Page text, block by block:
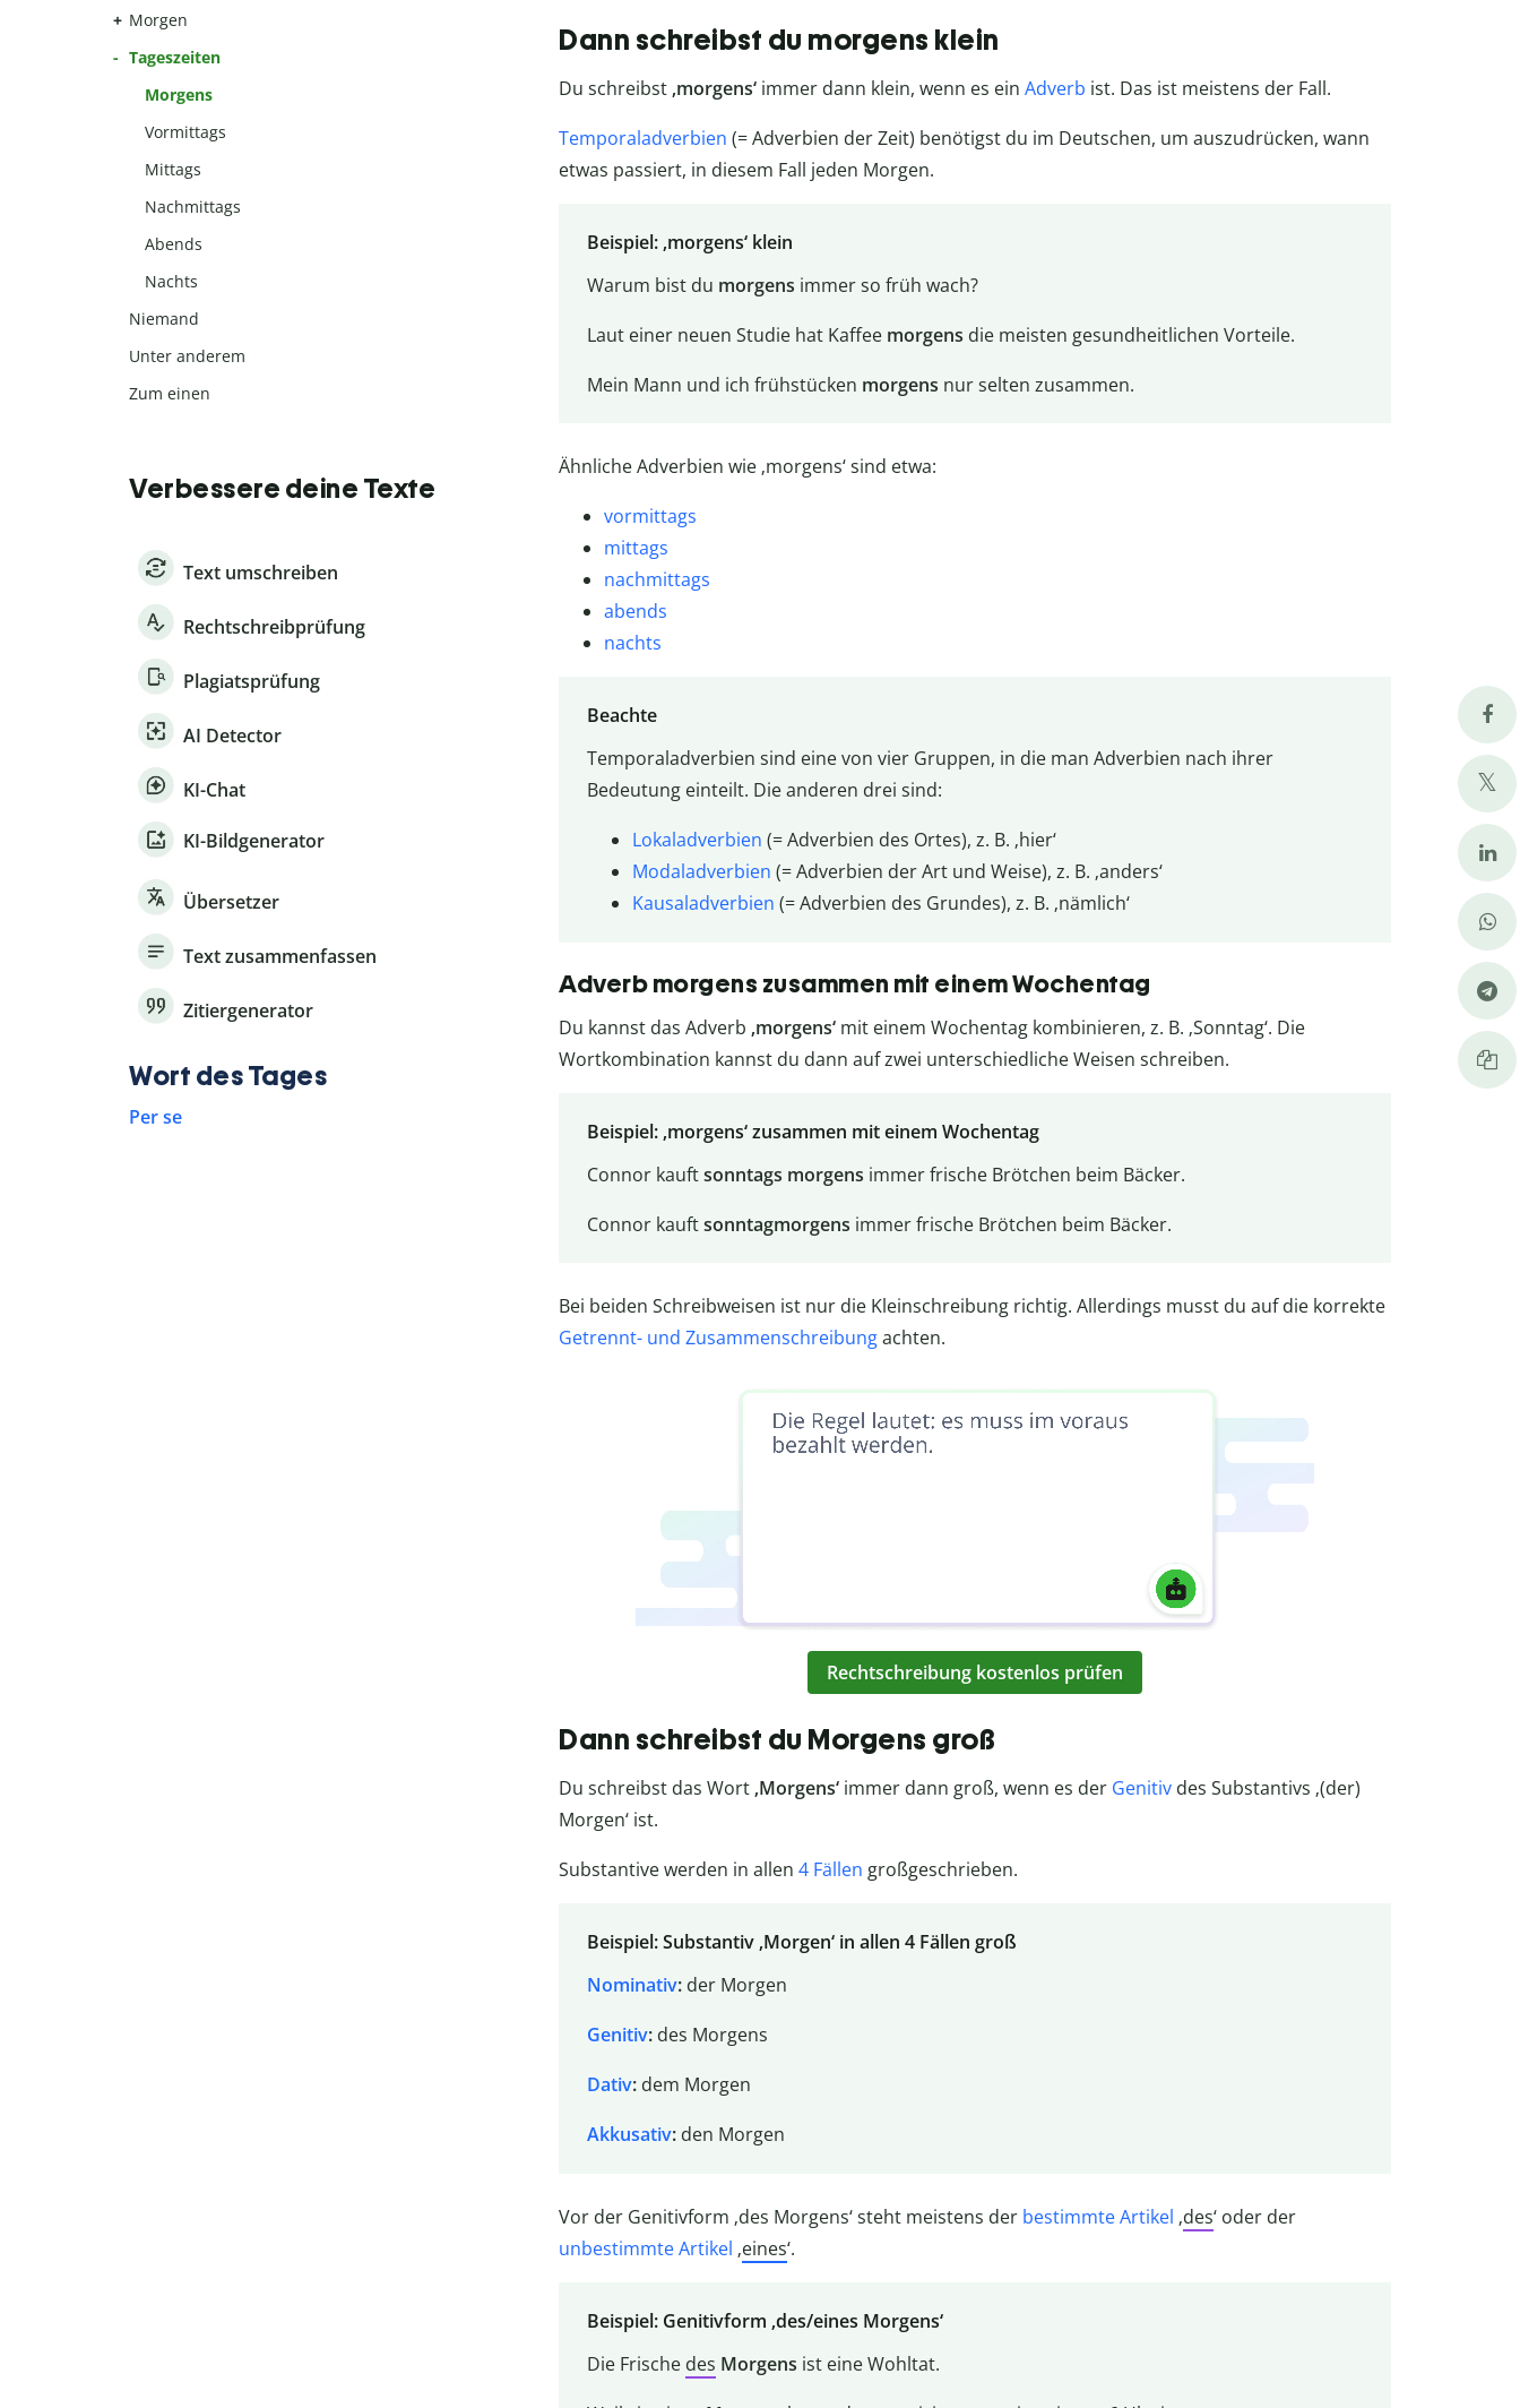
Dann schreibst du morgens klein
Du schreibst ‚morgens‘ immer dann klein, wenn es ein Adverb ist. Das ist meistens der Fall.
Temporaladverbien (= Adverbien der Zeit) benötigst du im Deutschen, um auszudrücken, wann
etwas passiert, in diesem Fall jeden Morgen.
Beispiel: ‚morgens‘ klein
Warum bist du morgens immer so früh wach?
Laut einer neuen Studie hat Kaffee morgens die meisten gesundheitlichen Vorteile.
Mein Mann und ich frühstücken morgens nur selten zusammen.
Ähnliche Adverbien wie ‚morgens‘ sind etwa:
vormittags
mittags
nachmittags
abends
nachts
Beachte
Temporaladverbien sind eine von vier Gruppen, in die man Adverbien nach ihrer
Bedeutung einteilt. Die anderen drei sind:
Lokaladverbien (= Adverbien des Ortes), z. B. ‚hier‘
Modaladverbien (= Adverbien der Art und Weise), z. B. ‚anders‘
Kausaladverbien (= Adverbien des Grundes), z. B. ‚nämlich‘
Adverb morgens zusammen mit einem Wochentag
Du kannst das Adverb ‚morgens‘ mit einem Wochentag kombinieren, z. B. ‚Sonntag‘. Die
Wortkombination kannst du dann auf zwei unterschiedliche Weisen schreiben.
Beispiel: ‚morgens‘ zusammen mit einem Wochentag
Connor kauftsonntags morgens immer frische Brötchen beim Bäcker.
Connor kauftsonntagmorgens immer frische Brötchen beim Bäcker.
Bei beiden Schreibweisen ist nur die Kleinschreibung richtig. Allerdings musst du auf die korrekte
Getrennt- und Zusammenschreibungachten.
Rechtschreibung kostenlos prüfen
Dann schreibst du Morgens groß
Du schreibst das Wort ‚Morgens‘ immer dann groß, wenn es der Genitiv des Substantivs ‚(der)
Morgen‘ ist.
Substantive werden in allen 4 Fällen großgeschrieben.
Beispiel: Substantiv ‚Morgen‘ in allen 4 Fällen groß
Nominativ: der Morgen
Genitiv: des Morgens
Dativ: dem Morgen
Akkusativ: den Morgen
Vor der Genitivform ‚des Morgens‘ steht meistens der bestimmte Artikel ‚des‘ oder der
unbestimmte Artikel ‚eines‘.
Beispiel: Genitivform ‚des/eines Morgens‘
Die Frische des Morgens ist eine Wohltat.
Morgen
Tageszeiten
Morgens
Vormittags
Mittags
Nachmittags
Abends
Nachts
Niemand
Unter anderem
Zum einen
Verbessere deine Texte
Text umschreiben
Rechtschreibprüfung
Plagiatsprüfung
AI Detector
KI-Chat
KI-Bildgenerator
Übersetzer
Text zusammenfassen
Zitiergenerator
Wort des Tages
Per se